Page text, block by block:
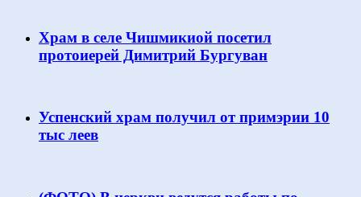
Храм в селе Чишмикиой посетил
протоиерей Димитрий Бургуван
Успенский храм получил от примэрии 10
тыс леев